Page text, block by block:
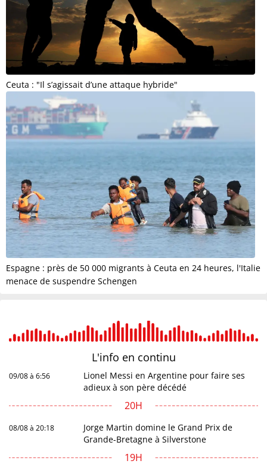
Ceuta : "Il s’agissait d’une attaque hybride"
Espagne : près de 50 000 migrants à Ceuta en 24 heures, l'Italie
menace de suspendre Schengen
L'info en continu
09/08 à 6:56
Lionel Messi en Argentine pour faire ses
adieux à son père décédé
20H
08/08 à 20:18
Jorge Martin domine le Grand Prix de
Grande-Bretagne à Silverstone
19H